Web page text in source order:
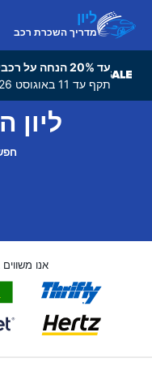
ליון
מדריך השכרת רכב
עד 20% הנחה על רכבים להשכרה ברחבי העולם
תקף עד 11 באוגוסט 2026 - נצל אותו עוד היום!
אנו